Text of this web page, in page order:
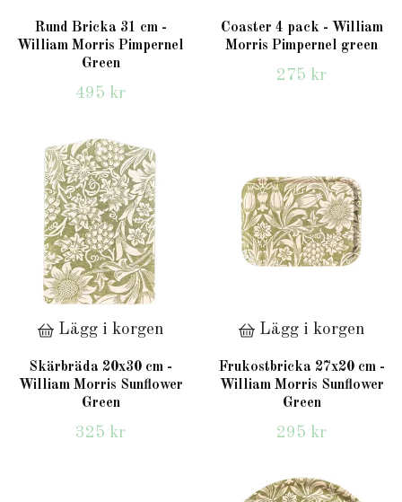
Rund Bricka 31 cm -
William Morris Pimpernel
Green
495 kr
Coaster 4 pack - William
Morris Pimpernel green
275 kr
Lägg i korgen
Skärbräda 20x30 cm -
William Morris Sunflower
Green
325 kr
Lägg i korgen
Frukostbricka 27x20 cm -
William Morris Sunflower
Green
295 kr